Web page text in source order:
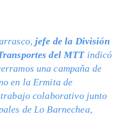
jefe de la División
del MTTindicó
una campaña de
en la Ermita de
colaborativo junto
de Lo Barnechea,